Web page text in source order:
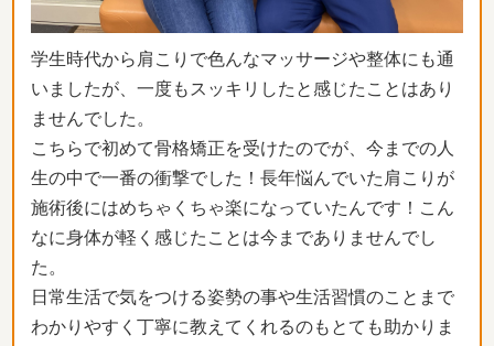
学生時代から肩こりで色んなマッサージや整体にも通
いましたが、一度もスッキリしたと感じたことはあり
ませんでした。
こちらで初めて骨格矯正を受けたのでが、今までの人
生の中で一番の衝撃でした！長年悩んでいた肩こりが
施術後にはめちゃくちゃ楽になっていたんです！こん
なに身体が軽く感じたことは今までありませんでし
た。
日常生活で気をつける姿勢の事や生活習慣のことまで
わかりやすく丁寧に教えてくれるのもとても助かりま